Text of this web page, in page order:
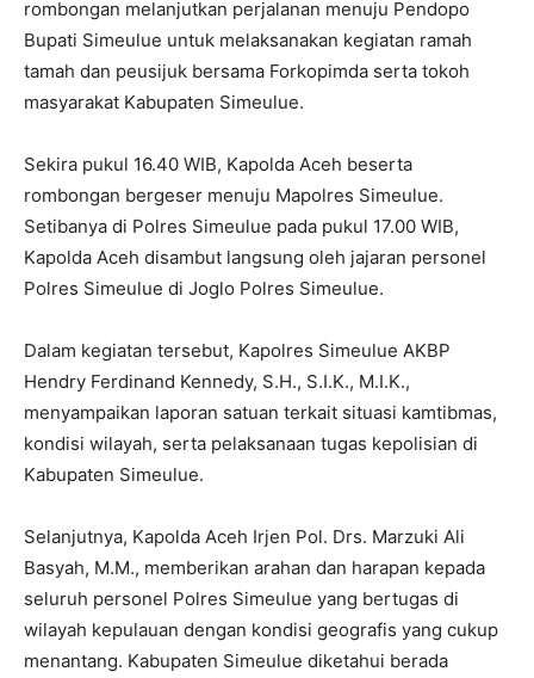
rombongan melanjutkan perjalanan menuju Pendopo
Bupati Simeulue untuk melaksanakan kegiatan ramah
tamah dan peusijuk bersama Forkopimda serta tokoh
masyarakat Kabupaten Simeulue.
Sekira pukul 16.40 WIB, Kapolda Aceh beserta
rombongan bergeser menuju Mapolres Simeulue.
Setibanya di Polres Simeulue pada pukul 17.00 WIB,
Kapolda Aceh disambut langsung oleh jajaran personel
Polres Simeulue di Joglo Polres Simeulue.
Dalam kegiatan tersebut, Kapolres Simeulue AKBP
Hendry Ferdinand Kennedy, S.H., S.I.K., M.I.K.,
menyampaikan laporan satuan terkait situasi kamtibmas,
kondisi wilayah, serta pelaksanaan tugas kepolisian di
Kabupaten Simeulue.
Selanjutnya, Kapolda Aceh Irjen Pol. Drs. Marzuki Ali
Basyah, M.M., memberikan arahan dan harapan kepada
seluruh personel Polres Simeulue yang bertugas di
wilayah kepulauan dengan kondisi geografis yang cukup
menantang. Kabupaten Simeulue diketahui berada